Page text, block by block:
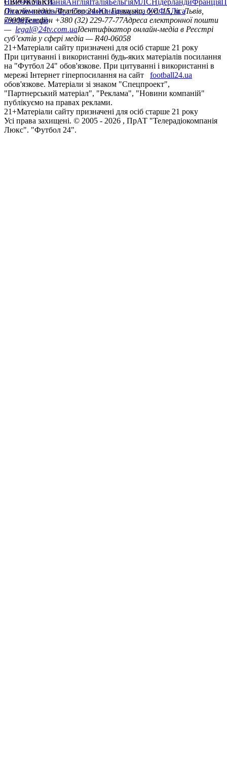
НімеччинаІспаніяАнглія ІталіяБельгіяМЛС НідерландиФранція
ЄВРОКУБКИ
Ліга чемпіонівЛіга ЄвропиЮнацька ліга УЄФАЛіга
конференцій
Онлайн-медіа «Футбол 24»пл. Галицька, буд. 15, м. Львів,
79008Телефон +380 (32) 229-77-77Адреса електронної пошти
— legal@24tv.com.uaІдентифікатор онлайн-медіа в Реєстрі
суб’єктів у сфері медіа — R40-06058
21+Матеріали сайту призначені для осіб старше 21 року
При цитуванні і використанні будь-яких матеріалів посилання
на "Футбол 24" обов'язкове. При цитуванні і використанні в
мережі Інтернет гіперпосилання на сайт
football24.ua
обов'язкове. Матеріали зі знаком "Спецпроект",
"Партнерський матеріал", "Реклама", "Новини компаній"
публікуємо на правах реклами.
21+Матеріали сайту призначені для осіб старше 21 року
Усi права захищенi. © 2005 - 2026 , ПрАТ "Телерадіокомпанія
Люкс". "Футбол 24".